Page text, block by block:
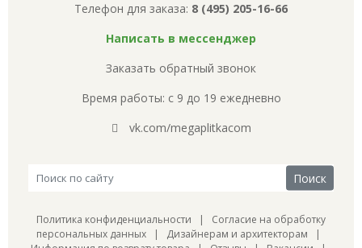
Телефон для заказа: 8 (495) 205-16-66
Написать в мессенджер
Заказать обратный звонок
Время работы: с 9 до 19 ежедневно
vk.com/megaplitkacom
Политика конфиденциальности | Согласие на обработку
персональных данных | Дизайнерам и архитекторам |